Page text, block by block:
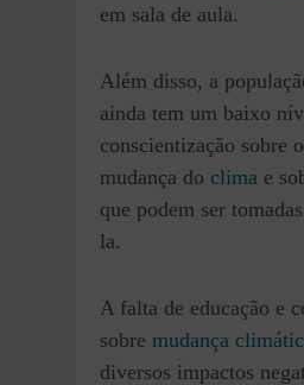
em sala de aula.
Além disso, a
ainda tem um baixo
conscientização sobre
mudança do clima e
que podem ser
la.
A falta de educação e
sobre mudança
diversos impactos